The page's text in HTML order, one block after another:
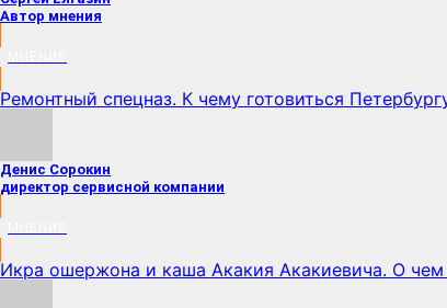
Автор мнения
Ремонтный спецназ. К чему готовиться
Денис Сорокин
директор сервисной компании
Икра ошержона и каша Акакия Акакиевича. О